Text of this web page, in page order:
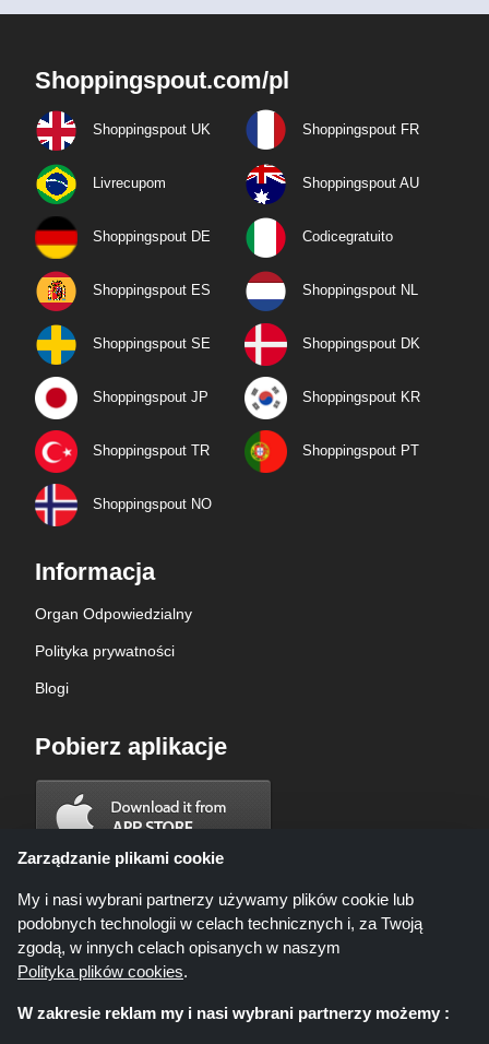
Shoppingspout.com/pl
Shoppingspout UK Shoppingspout FR
Livrecupom Shoppingspout AU
Shoppingspout DE Codicegratuito
Shoppingspout ES Shoppingspout NL
Shoppingspout SE Shoppingspout DK
Shoppingspout JP Shoppingspout KR
Shoppingspout TR Shoppingspout PT
Shoppingspout NO
Informacja
Organ Odpowiedzialny
Polityka prywatności
Blogi
Pobierz aplikacje
Zarządzanie plikami cookie
My i nasi wybrani partnerzy używamy plików cookie lub
podobnych technologii w celach technicznych i, za Twoją
zgodą, w innych celach opisanych w naszym
Polityka plików cookies.
W zakresie reklam my i nasi wybrani partnerzy możemy :